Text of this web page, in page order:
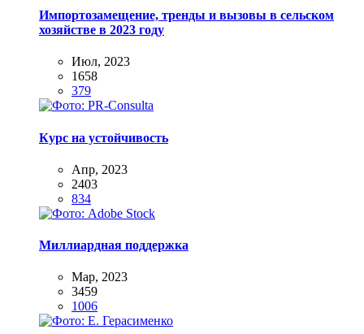
Импортозамещение, тренды и вызовы в сельском
хозяйстве в 2023 году
Июл, 2023
1658
379
Курс на устойчивость
Апр, 2023
2403
834
Миллиардная поддержка
Мар, 2023
3459
1006